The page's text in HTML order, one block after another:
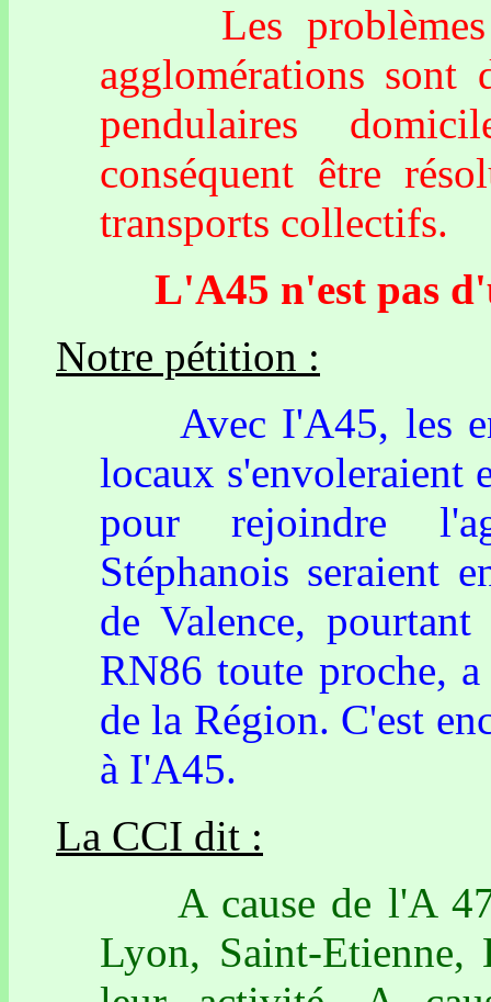
Les problèmes
agglomérations sont
pendulaires
conséquent être
transports collectifs.
L'A45 n'est pas
Notre pétition :
Avec I'A45, les
locaux s'envoleraient
pour rejoindre
Stéphanois seraient
de Valence,
RN86 toute proche,
de la Région. C'est
à I'A45.
La CCI dit :
A cause de l'A 47,
Lyon, Saint-Etienne,